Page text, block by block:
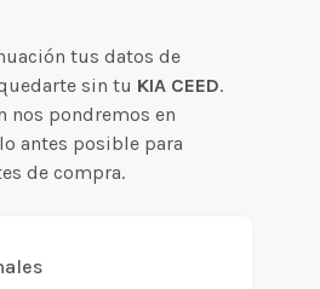
tus datos de
sin tu KIA CEED.
nos pondremos en
antes posible para
de compra.